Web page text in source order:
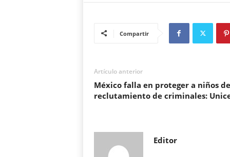
Compartir
Artículo anterior
México falla en proteger a niños
reclutamiento de criminales:
Editor